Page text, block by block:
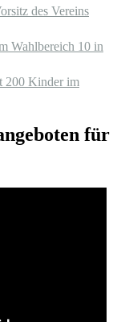
des Vereins
Wahlbereich 10 in
200 Kinder im
für